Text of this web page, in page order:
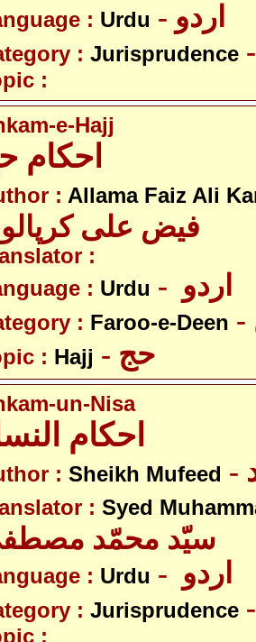
: Urdu - اردو
: Jurisprudence
:
e-Hajj
: Allama Faiz Ali
فیض علی
:
: Urdu
: Faroo-e-Deen
: Hajj - حج
un-Nisa
احکام
: Sheikh Mufeed
: Syed
: Urdu
: Jurisprudence
: